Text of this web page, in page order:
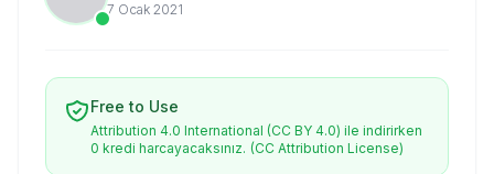
7 Ocak 2021
Free to Use
Attribution 4.0 International (CC BY 4.0) ile indirirken
0 kredi harcayacaksınız. (CC Attribution License)